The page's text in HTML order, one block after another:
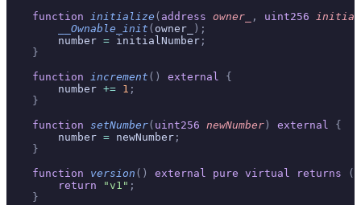
    function
initialize ( address owner_ , uint256
        __Ownable_init
( owner_
);
        number
= initialNumber ;
    }
    function
increment () external {
        number
+= 1 ;
    }
    function
setNumber( uint256 newNumber ) external {
        number
= newNumber ;
    }
    function
version () external pure virtual returns (
        return
"v1" ;
    }